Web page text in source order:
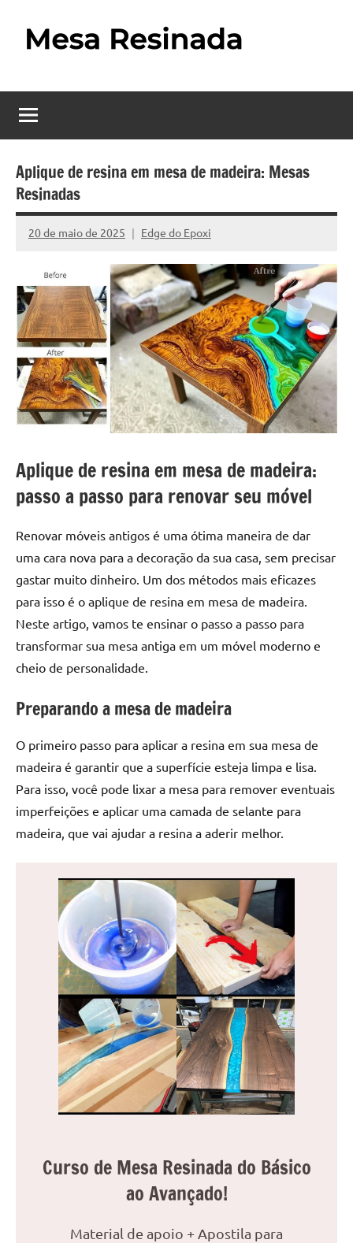
Resinada
–
Como
Fazer
uma
Resinada
Passo
a
passo
o
fascinante
mesas
resinadas,
onde
elegância
madeira
se
encontra
com
a
criatividade
da
resina.
dicas
inspirações
mesa
de
madeira
de
resina,
incluindo
de
de
de
resina
e
as
inovadoras
resinadas.
reuniões
jantar
Aplique de resina em mesa de madeira: Mesas
Resinadas
20 de maio de 2025 Edge do Epoxi
Nenhum
Aplique de resina em mesa de madeira:
passo a passo para renovar seu móvel
Renovar móveis antigos é uma ótima maneira de dar
uma cara nova para a decoração da sua casa, sem precisar
gastar muito dinheiro. Um dos métodos mais eficazes
para isso é o aplique de resina em mesa de madeira.
Neste artigo, vamos te ensinar o passo a passo para
transformar sua mesa antiga em um móvel moderno e
cheio de personalidade.
Preparando a mesa de madeira
O primeiro passo para aplicar a resina em sua mesa de
madeira é garantir que a superfície esteja limpa e lisa.
Para isso, você pode lixar a mesa para remover eventuais
imperfeições e aplicar uma camada de selante para
madeira, que vai ajudar a resina a aderir melhor.
Curso de Mesa Resinada do Básico
ao Avançado!
Material de apoio + Apostila para